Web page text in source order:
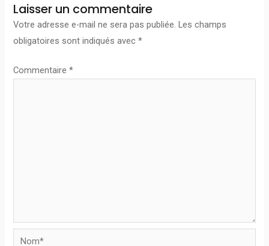
Laisser un commentaire
Votre adresse e-mail ne sera pas publiée. Les champs
obligatoires sont indiqués avec*
Commentaire*
Nom*